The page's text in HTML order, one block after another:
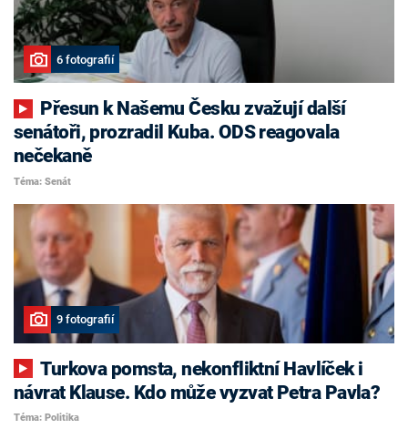
6 fotografií
senátoři, prozradil Kuba. ODS reagovala
nečekaně
Téma: Senát
9 fotografií
Turkova pomsta, nekonfliktní Havlíček i
návrat Klause. Kdo může vyzvat Petra Pavla?
Téma: Politika